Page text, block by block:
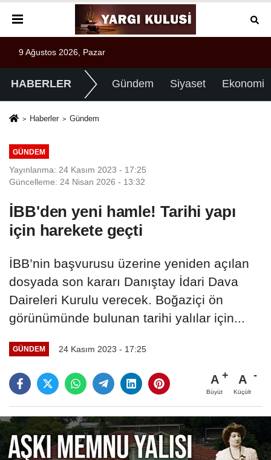
9 Ağustos 2026, Pazar
HABERLER Gündem Siyaset Ekonomi
Haberler Gündem
GÜNDEM
Yayınlanma: 24 Kasım 2023 - 17:25
Güncelleme: 24 Nisan 2026 - 13:32
İBB'den yeni hamle! Tarihi yapı
için harekete geçti
İBB’nin başvurusu üzerine yeniden açılan
dosyada son kararı Danıştay İdari Dava
Daireleri Kurulu verecek. Boğaziçi ön
görünümünde bulunan tarihi yalılar için...
GÜNDEM 24 Kasım 2023 - 17:25
A
Büyüt
A
Küçült